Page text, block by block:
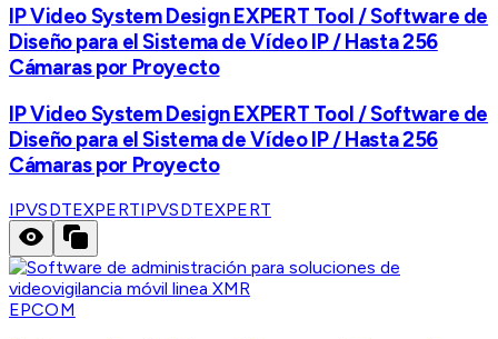
IP Video System Design EXPERT Tool / Software de
Diseño para el Sistema de Vídeo IP / Hasta 256
Cámaras por Proyecto
IP Video System Design EXPERT Tool / Software de
Diseño para el Sistema de Vídeo IP / Hasta 256
Cámaras por Proyecto
IPVSDTEXPERTIPVSDTEXPERT
EPCOM